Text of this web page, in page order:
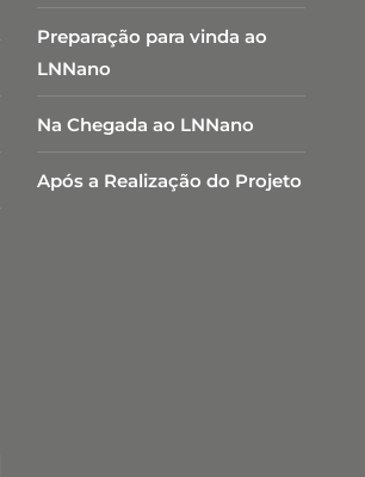
Preparação para vinda ao
LNNano
Na Chegada ao LNNano
Após a Realização do Projeto